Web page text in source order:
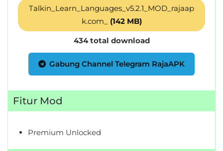
Local
Video
Editors
Weather
Talkin_Learn_Languages_v5.2.1_MOD_rajaap
k.com_ (142 MB)
434 total download
Gabung Channel Telegram RajaAPK
Fitur Mod
Premium Unlocked